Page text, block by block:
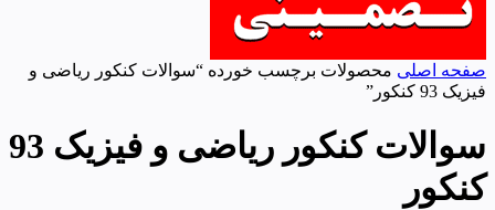
صفحه اصلی محصولات برچسب خورده “سوالات کنکور ریاضی و
فیزیک 93 کنکور”
سوالات کنکور ریاضی و فیزیک 93
کنکور